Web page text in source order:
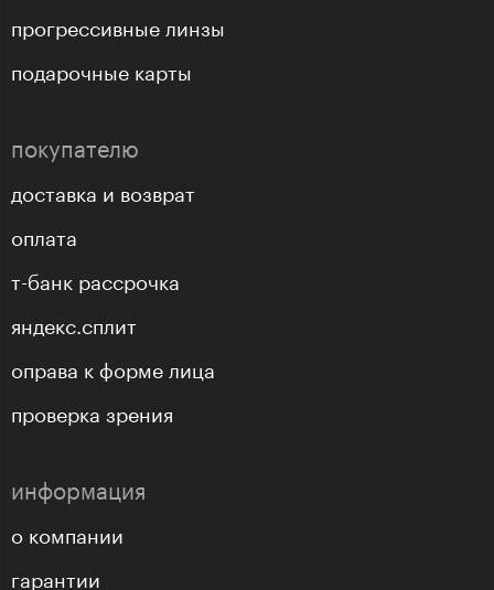
прогрессивные линзы
подарочные карты
покупателю
доставка и возврат
оплата
т-банк рассрочка
яндекс.сплит
оправа к форме лица
проверка зрения
информация
о компании
гарантии